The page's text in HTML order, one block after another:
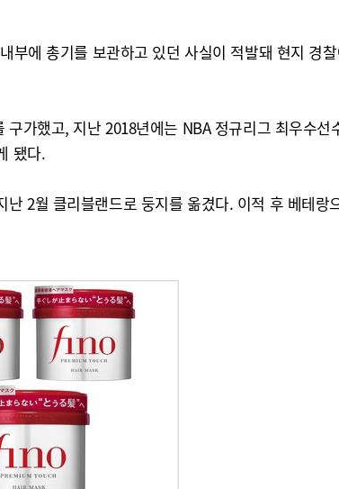
에 총기를 보관하고 있던 사실이 적발돼 현지 경
가했고, 지난 2018년에는 NBA 정규리그 최우수
됐다.
2월 클리블랜드로 둥지를 옮겼다. 이적 후 베테